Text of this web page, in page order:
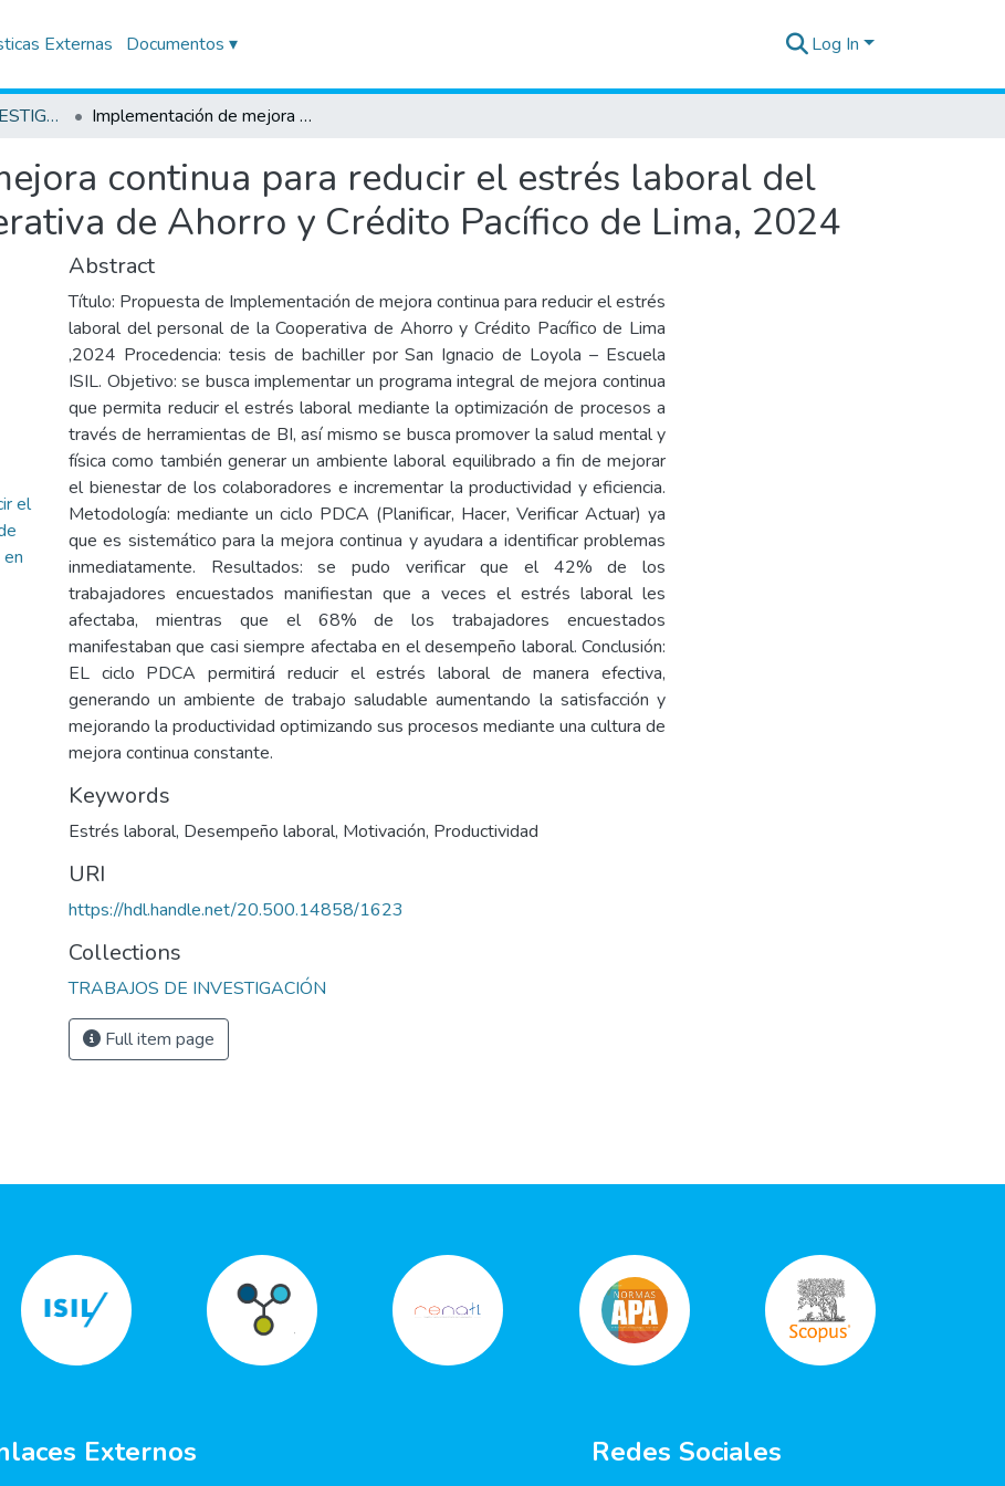
Externas Documentos ▾ Log In
TRABAJOS DE INVESTIGACIÓN Implementación de mejora continua para reducir el estrés laboral del personal de la Cooperativa de Ahorro y Crédito Pacífico de Lima, 2024
continua para reducir el estrés laboral del
de Ahorro y Crédito Pacífico de Lima, 2024
el
Abstract
Título: Propuesta de Implementación de mejora continua para reducir el estrés
laboral del personal de la Cooperativa de Ahorro y Crédito Pacífico de Lima
,2024 Procedencia: tesis de bachiller por San Ignacio de Loyola – Escuela
ISIL. Objetivo: se busca implementar un programa integral de mejora continua
que permita reducir el estrés laboral mediante la optimización de procesos a
través de herramientas de BI, así mismo se busca promover la salud mental y
física como también generar un ambiente laboral equilibrado a fin de mejorar
el bienestar de los colaboradores e incrementar la productividad y eficiencia.
Metodología: mediante un ciclo PDCA (Planificar, Hacer, Verificar Actuar) ya
que es sistemático para la mejora continua y ayudara a identificar problemas
inmediatamente. Resultados: se pudo verificar que el 42% de los
trabajadores encuestados manifiestan que a veces el estrés laboral les
afectaba, mientras que el 68% de los trabajadores encuestados
manifestaban que casi siempre afectaba en el desempeño laboral. Conclusión:
EL ciclo PDCA permitirá reducir el estrés laboral de manera efectiva,
generando un ambiente de trabajo saludable aumentando la satisfacción y
mejorando la productividad optimizando sus procesos mediante una cultura de
mejora continua constante.
Keywords
Estrés laboral, Desempeño laboral, Motivación, Productividad
URI
https://hdl.handle.net/20.500.14858/1623
Collections
TRABAJOS DE INVESTIGACIÓN
Full item page
Externos Redes Sociales